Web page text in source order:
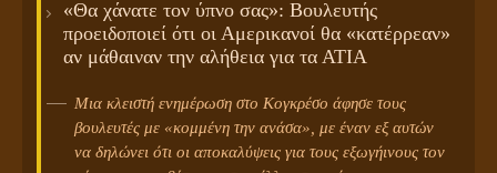
«Θα χάνατε τον ύπνο σας»: Βουλευτής
προειδοποιεί ότι οι Αμερικανοί θα «κατέρρεαν»
αν μάθαιναν την αλήθεια για τα ΑΤΙΑ
Μια κλειστή ενημέρωση στο Κογκρέσο άφησε τους
βουλευτές με «κομμένη την ανάσα», με έναν εξ αυτών
να δηλώνει ότι οι αποκαλύψεις για τους εξωγήινους τον